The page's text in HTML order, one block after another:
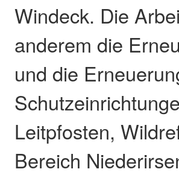
Windeck. Die
anderem die
und die
Leitpfosten,
Bereich